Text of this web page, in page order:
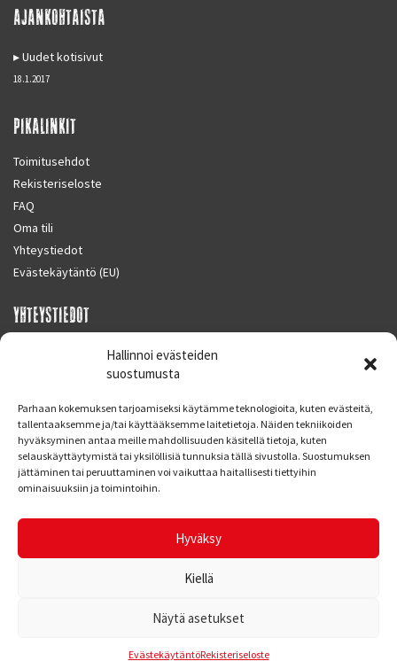
Hallinnoi evästeiden
suostumusta
Parhaan kokemuksen tarjoamiseksi käytämme teknologioita, kuten evästeitä,
tallentaaksemme ja/tai käyttääksemme laitetietoja. Näiden tekniikoiden
hyväksyminen antaa meille mahdollisuuden käsitellä tietoja, kuten
selauskäyttäytymistä tai yksilöllisiä tunnuksia tällä sivustolla. Suostumuksen
jättäminen tai peruuttaminen voi vaikuttaa haitallisesti tiettyihin
ominaisuuksiin ja toimintoihin.
Hyväksy
Kiellä
Näytä asetukset
EvästekäytäntöRekisteriseloste
AJANKOHTAISTA
Uudet kotisivut
18.1.2017
PIKALINKIT
Toimitusehdot
Rekisteriseloste
FAQ
Oma tili
Yhteystiedot
Evästekäytäntö (EU)
YHTEYSTIEDOT
SUPERMOTO CENTER
Finland
Puh. 09 221 7088
info at supermotocenter.fi
Maanantai - Tiistai 09.00 - 17.00
© Supermoto Center
Kotisivut: Web Bond Oy